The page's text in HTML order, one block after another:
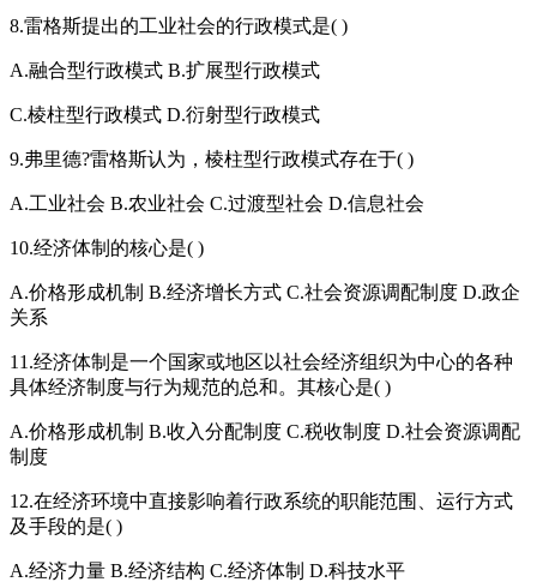
8.雷格斯提出的工业社会的行政模式是( )
A.融合型行政模式 B.扩展型行政模式
C.棱柱型行政模式 D.衍射型行政模式
9.弗里德?雷格斯认为，棱柱型行政模式存在于( )
A.工业社会 B.农业社会 C.过渡型社会 D.信息社会
10.经济体制的核心是( )
A.价格形成机制 B.经济增长方式 C.社会资源调配制度 D.政企
关系
11.经济体制是一个国家或地区以社会经济组织为中心的各种
具体经济制度与行为规范的总和。其核心是( )
A.价格形成机制 B.收入分配制度 C.税收制度 D.社会资源调配
制度
12.在经济环境中直接影响着行政系统的职能范围、运行方式
及手段的是( )
A.经济力量 B.经济结构 C.经济体制 D.科技水平